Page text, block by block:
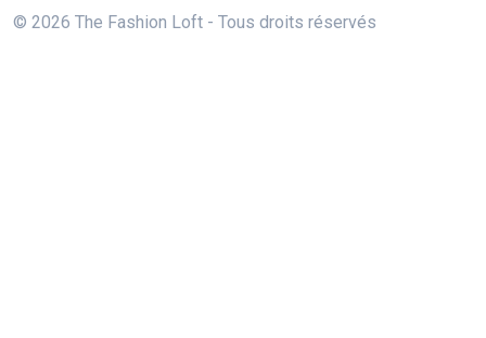
© 2026 The Fashion Loft - Tous droits réservés